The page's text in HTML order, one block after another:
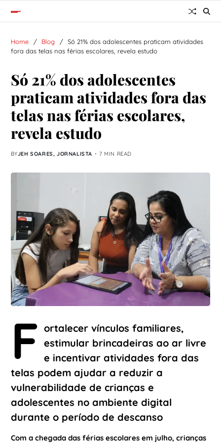
Home Blog
Só 21% dos adolescentes praticam atividades
fora das telas nas férias escolares, revela estudo
Só 21% dos adolescentes
praticam atividades fora das
telas nas férias escolares,
revela estudo
BYJEH SOARES, JORNALISTA 7 MIN READ
F ortalecer vínculos familiares,
estimular brincadeiras ao ar livre
e incentivar atividades fora das
telas podem ajudar a reduzir a
vulnerabilidade de crianças e
adolescentes no ambiente digital
durante o período de descanso
Com a chegada das férias escolares em julho, crianças